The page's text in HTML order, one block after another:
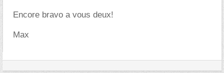
Encore bravo a vous deux!
Max